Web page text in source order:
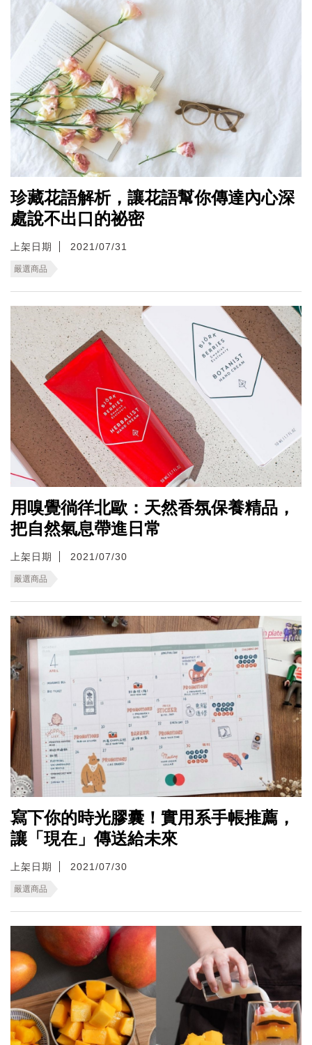
珍藏花語解析，讓花語幫你傳達內心深
處說不出口的祕密
上架日期 2021/07/31
嚴選商品
用嗅覺徜徉北歐：天然香氛保養精品，
把自然氣息帶進日常
上架日期 2021/07/30
嚴選商品
寫下你的時光膠囊！實用系手帳推薦，
讓「現在」傳送給未來
上架日期 2021/07/30
嚴選商品